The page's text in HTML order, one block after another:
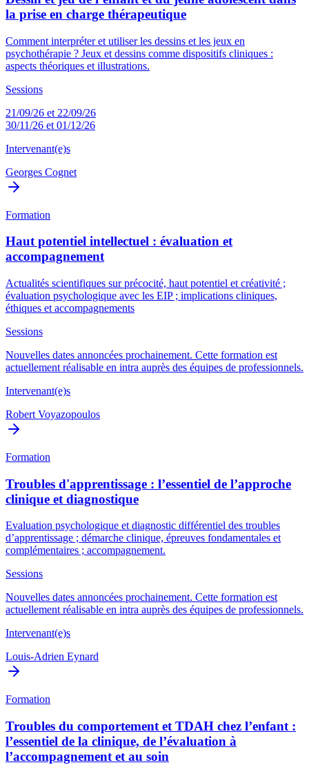
la prise en charge thérapeutique
Comment interpréter et utiliser les dessins et les jeux en
psychothérapie ? Jeux et dessins comme dispositifs cliniques :
aspects théoriques et illustrations.
Sessions
21/09/26 et 22/09/26
30/11/26 et 01/12/26
Intervenant(e)s
Georges Cognet
Formation
Haut potentiel intellectuel : évaluation et
accompagnement
Actualités scientifiques sur précocité, haut potentiel et créativité ;
évaluation psychologique avec les EIP ; implications cliniques,
éthiques et accompagnements
Sessions
Nouvelles dates annoncées prochainement. Cette formation est
actuellement réalisable en intra auprès des équipes de professionnels.
Intervenant(e)s
Robert Voyazopoulos
Formation
Troubles d'apprentissage : l’essentiel de l’approche
clinique et diagnostique
Evaluation psychologique et diagnostic différentiel des troubles
d’apprentissage ; démarche clinique, épreuves fondamentales et
complémentaires ; accompagnement.
Sessions
Nouvelles dates annoncées prochainement. Cette formation est
actuellement réalisable en intra auprès des équipes de professionnels.
Intervenant(e)s
Louis-Adrien Eynard
Formation
Troubles du comportement et TDAH chez l’enfant :
l’essentiel de la clinique, de l’évaluation à
l’accompagnement et au soin